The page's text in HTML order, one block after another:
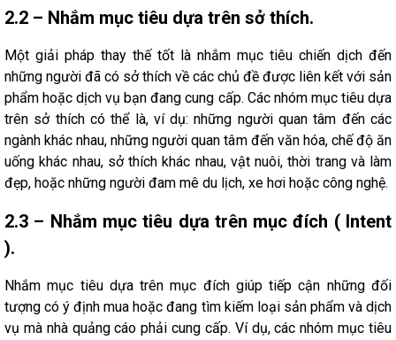
2.2 – Nhắm mục tiêu dựa trên sở thích.
Một giải pháp thay thế tốt là nhắm mục tiêu chiến dịch đến
những người đã có sở thích về các chủ đề được liên kết với sản
phẩm hoặc dịch vụ bạn đang cung cấp. Các nhóm mục tiêu dựa
trên sở thích có thể là, ví dụ: những người quan tâm đến các
ngành khác nhau, những người quan tâm đến văn hóa, chế độ ăn
uống khác nhau, sở thích khác nhau, vật nuôi, thời trang và làm
đẹp, hoặc những người đam mê du lịch, xe hơi hoặc công nghệ.
2.3 – Nhắm mục tiêu dựa trên mục đích ( Intent
).
Nhắm mục tiêu dựa trên mục đích giúp tiếp cận những đối
tượng có ý định mua hoặc đang tìm kiếm loại sản phẩm và dịch
vụ mà nhà quảng cáo phải cung cấp. Ví dụ, các nhóm mục tiêu